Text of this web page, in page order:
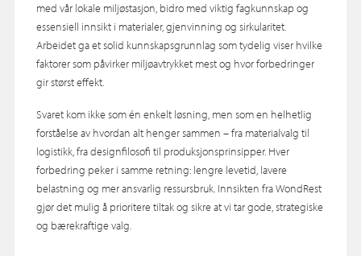
med vår lokale miljøstasjon, bidro med viktig fagkunnskap og
essensiell innsikt i materialer, gjenvinning og sirkularitet.
Arbeidet ga et solid kunnskapsgrunnlag som tydelig viser hvilke
faktorer som påvirker miljøavtrykket mest og hvor forbedringer
gir størst effekt.
Svaret kom ikke som én enkelt løsning, men som en helhetlig
forståelse av hvordan alt henger sammen – fra materialvalg til
logistikk, fra designfilosofi til produksjonsprinsipper. Hver
forbedring peker i samme retning: lengre levetid, lavere
belastning og mer ansvarlig ressursbruk. Innsikten fra WondRest
gjør det mulig å prioritere tiltak og sikre at vi tar gode, strategiske
og bærekraftige valg.